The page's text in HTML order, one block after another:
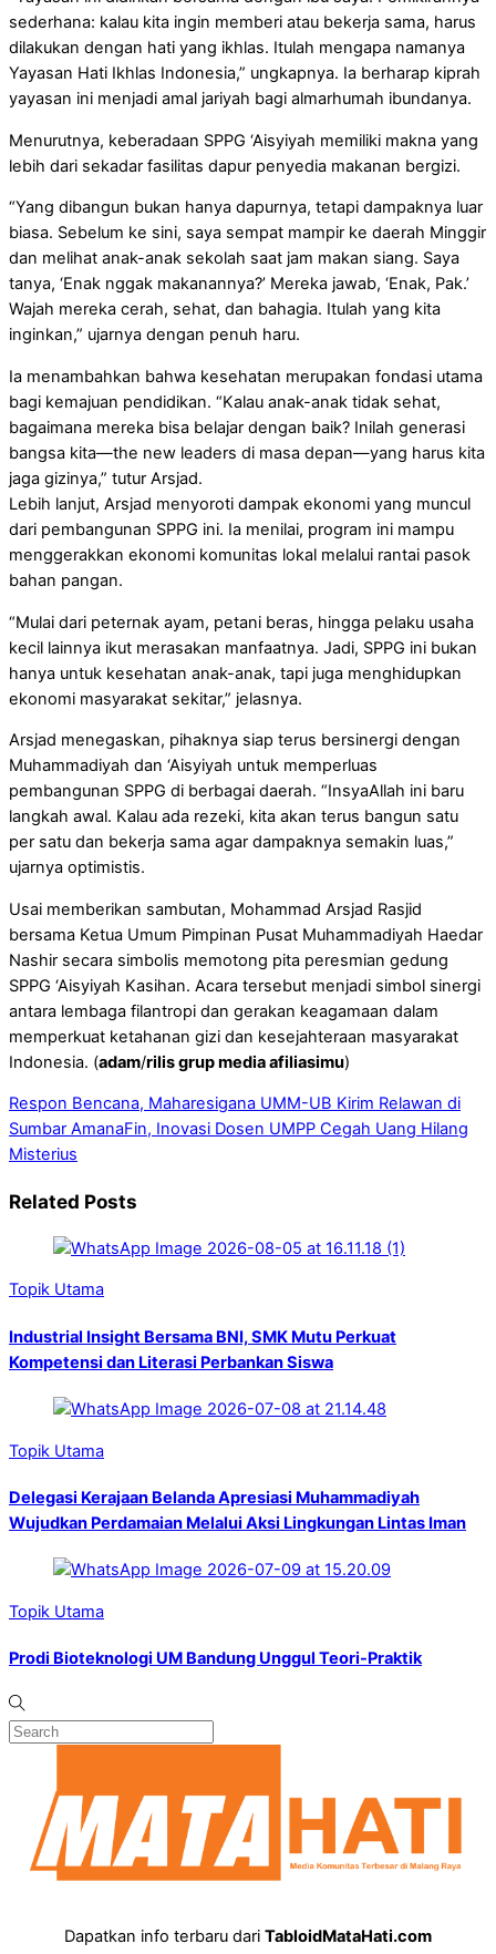
sederhana: kalau kita ingin memberi atau bekerja sama, harus
dilakukan dengan hati yang ikhlas. Itulah mengapa namanya
Yayasan Hati Ikhlas Indonesia,” ungkapnya. Ia berharap kiprah
yayasan ini menjadi amal jariyah bagi almarhumah ibundanya.
Menurutnya, keberadaan SPPG ‘Aisyiyah memiliki makna yang
lebih dari sekadar fasilitas dapur penyedia makanan bergizi.
“Yang dibangun bukan hanya dapurnya, tetapi dampaknya luar
biasa. Sebelum ke sini, saya sempat mampir ke daerah Minggir
dan melihat anak-anak sekolah saat jam makan siang. Saya
tanya, ‘Enak nggak makanannya?’ Mereka jawab, ‘Enak, Pak.’
Wajah mereka cerah, sehat, dan bahagia. Itulah yang kita
inginkan,” ujarnya dengan penuh haru.
Ia menambahkan bahwa kesehatan merupakan fondasi utama
bagi kemajuan pendidikan. “Kalau anak-anak tidak sehat,
bagaimana mereka bisa belajar dengan baik? Inilah generasi
bangsa kita—the new leaders di masa depan—yang harus kita
jaga gizinya,” tutur Arsjad.
Lebih lanjut, Arsjad menyoroti dampak ekonomi yang muncul
dari pembangunan SPPG ini. Ia menilai, program ini mampu
menggerakkan ekonomi komunitas lokal melalui rantai pasok
bahan pangan.
“Mulai dari peternak ayam, petani beras, hingga pelaku usaha
kecil lainnya ikut merasakan manfaatnya. Jadi, SPPG ini bukan
hanya untuk kesehatan anak-anak, tapi juga menghidupkan
ekonomi masyarakat sekitar,” jelasnya.
Arsjad menegaskan, pihaknya siap terus bersinergi dengan
Muhammadiyah dan ‘Aisyiyah untuk memperluas
pembangunan SPPG di berbagai daerah. “InsyaAllah ini baru
langkah awal. Kalau ada rezeki, kita akan terus bangun satu
per satu dan bekerja sama agar dampaknya semakin luas,”
ujarnya optimistis.
Usai memberikan sambutan, Mohammad Arsjad Rasjid
bersama Ketua Umum Pimpinan Pusat Muhammadiyah Haedar
Nashir secara simbolis memotong pita peresmian gedung
SPPG ‘Aisyiyah Kasihan. Acara tersebut menjadi simbol sinergi
antara lembaga filantropi dan gerakan keagamaan dalam
memperkuat ketahanan gizi dan kesejahteraan masyarakat
Indonesia. (adam/rilis grup media afiliasimu)
Respon Bencana, Maharesigana UMM-UB Kirim Relawan di
Sumbar AmanaFin, Inovasi Dosen UMPP Cegah Uang Hilang
Misterius
Related Posts
Topik Utama
Industrial Insight Bersama BNI, SMK Mutu Perkuat
Kompetensi dan Literasi Perbankan Siswa
Topik Utama
Delegasi Kerajaan Belanda Apresiasi Muhammadiyah
Wujudkan Perdamaian Melalui Aksi Lingkungan Lintas Iman
Topik Utama
Prodi Bioteknologi UM Bandung Unggul Teori-Praktik
Dapatkan info terbaru dari TabloidMataHati.com